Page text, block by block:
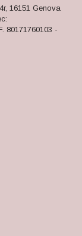
16151 Genova
80171760103 -